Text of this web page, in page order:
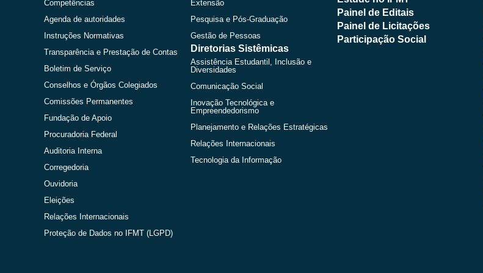
Competências
Agenda de autoridades
Instruções Normativas
Transparência e Prestação de Contas
Boletim de Serviço
Conselhos e Órgãos Colegiados
Comissões Permanentes
Fundação de Apoio
Procuradoria Federal
Auditoria Interna
Corregedoria
Ouvidoria
Eleições
Relações Internacionais
Proteção de Dados no IFMT (LGPD)
Extensão
Pesquisa e Pós-Graduação
Gestão de Pessoas
Diretorias Sistêmicas
Assistência Estudantil, Inclusão e
Diversidades
Comunicação Social
Inovação Tecnológica e
Empreendedorismo
Planejamento e Relações Estratégicas
Relações Internacionais
Tecnologia da Informação
Painel de Editais
Painel de Licitações
Participação Social